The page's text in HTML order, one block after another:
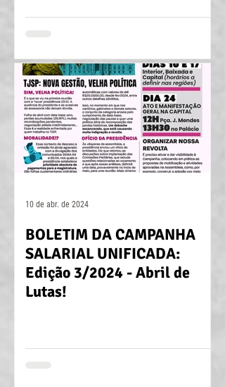
BOLETIM DA CAMPANHA
SALARIAL UNIFICADA:
Edição 3/2024 - Abril de
Lutas!
10 de abr. de 2024